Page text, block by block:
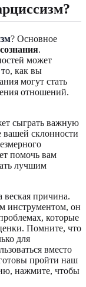
? Основное
.
может
как вы
могут стать
отношений.
сыграть важную
вашей склонности
помочь вам
лучшим
причина.
инструментом, он
которые
Помните, что
для
вместо
пройти наш
нажмите, чтобы